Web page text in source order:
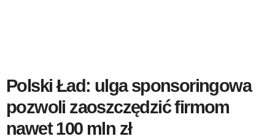
Polski Ład: ulga sponsoringowa
pozwoli zaoszczędzić firmom
nawet 100 mln zł